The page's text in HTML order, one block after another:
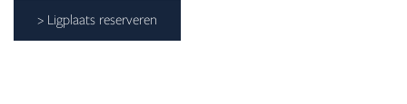
> Ligplaats reserveren